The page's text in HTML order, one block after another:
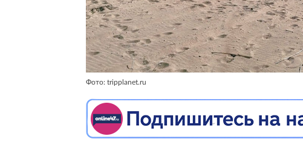
Фото: tripplanet.ru